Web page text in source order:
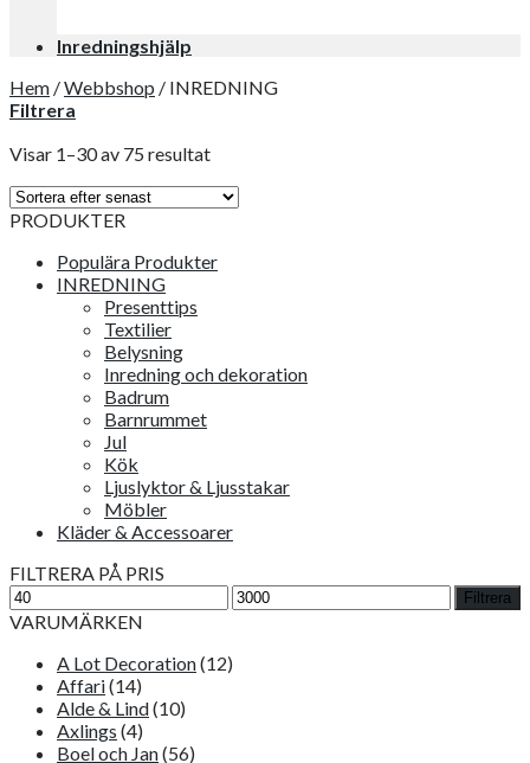
Inredningshjälp
Hem /Webbshop / INREDNING
Filtrera
Visar 1–30 av 75 resultat
PRODUKTER
Populära Produkter
INREDNING
Presenttips
Textilier
Belysning
Inredning och dekoration
Badrum
Barnrummet
Jul
Kök
Ljuslyktor & Ljusstakar
Möbler
Kläder & Accessoarer
FILTRERA PÅ PRIS
Min
pris
Max
pris
Filtrera
VARUMÄRKEN
A Lot Decoration(12)
Affari(14)
Alde & Lind(10)
Axlings (4)
Boel och Jan(56)